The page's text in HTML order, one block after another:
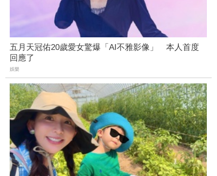
五月天冠佑20歲愛女驚爆「AI不雅影像」 本人首度
回應了
娛樂